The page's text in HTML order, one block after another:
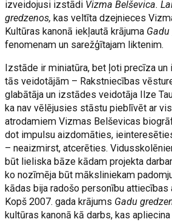
izveidojusi izstādi Vizma Belševica.
gredzenos, kas veltīta dzejnieces
Kultūras kanonā iekļautā krājuma
fenomenam un sarežģītajam liktenim.
Izstāde ir miniatūra, bet ļoti precīza un
tās veidotājām – Rakstniecības
glabātāja un izstādes veidotāja Ilze
ka nav vēlējusies stāstu pieblīvēt ar
atrodamiem Vizmas Belševicas
dot impulsu aizdomāties,
– neaizmirst, atcerēties.
būt lieliska bāze kādam projekta
ko nozīmēja būt māksliniekam
kādas bija radošo personību attiecības
Kopš 2007. gada krājums Gadu
kultūras kanonā kā darbs, kas